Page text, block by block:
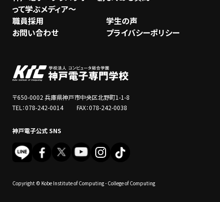
って学ぶメディア～
職員採用
学生の声
お問い合わせ
プライバシーポリシー
〒650-0002 兵庫県神戸市中央区北野町1-1-8
TEL：078-242-0014 FAX：078-242-0038
神戸電子公式 SNS
Copyright © Kobe Institute of Computing - College of Computing